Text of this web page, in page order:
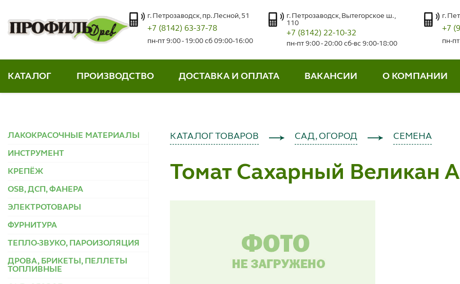
г. Петрозаводск, пр. Лесной, 51
+7 (8142) 63-37-78
пн-пт 9:00 - 19:00 сб 09:00-16:00
г. Петрозаводск, Вытегорское ш.,
110
+7 (8142) 22-10-32
пн-пт 9:00 - 20:00 сб-вс 9:00-18:00
г.
+7
пн-
КАТАЛОГ ПРОИЗВОДСТВО ДОСТАВКА И ОПЛАТА ВАКАНСИИ О КОМПАНИИ
ЛАКОКРАСОЧНЫЕ МАТЕРИАЛЫ
ИНСТРУМЕНТ
КРЕПЁЖ
OSB, ДСП, ФАНЕРА
ЭЛЕКТРОТОВАРЫ
ФУРНИТУРА
ТЕПЛО-ЗВУКО, ПАРОИЗОЛЯЦИЯ
ДРОВА, БРИКЕТЫ, ПЕЛЛЕТЫ
ТОПЛИВНЫЕ
КАТАЛОГ ТОВАРОВ САД, ОГОРОД СЕМЕНА
Томат Сахарный Великан